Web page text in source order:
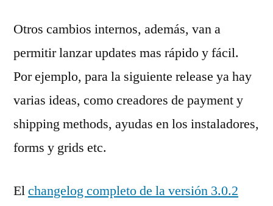
Otros cambios internos, además, van a
permitir lanzar updates mas rápido y fácil.
Por ejemplo, para la siguiente release ya hay
varias ideas, como creadores de payment y
shipping methods, ayudas en los instaladores,
forms y grids etc.
Elchangelog completo de la versión 3.0.2